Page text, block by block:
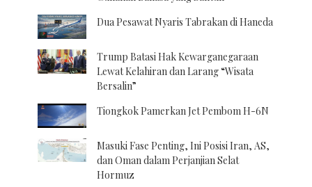
Dua Pesawat Nyaris Tabrakan di Haneda
Trump Batasi Hak Kewarganegaraan
Lewat Kelahiran dan Larang “Wisata
Bersalin”
Tiongkok Pamerkan Jet Pembom H-6N
Masuki Fase Penting, Ini Posisi Iran, AS,
dan Oman dalam Perjanjian Selat
Hormuz